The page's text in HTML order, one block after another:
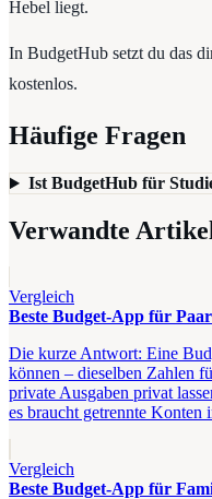
Hebel liegt.
In BudgetHub setzt du das
kostenlos.
Häufige Fragen
Ist BudgetHub für
Verwandte
Vergleich
Beste Budget-App für
Die kurze Antwort: Eine
können – dieselben Zahlen
private Ausgaben privat
es braucht getrennte Konten
Vergleich
Beste Budget-App für